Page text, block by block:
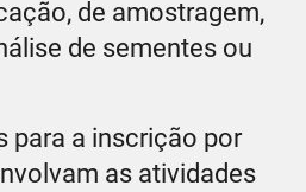
de amostragem,
de sementes ou
para a inscrição por
as atividades